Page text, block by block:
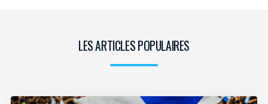
LES ARTICLES POPULAIRES